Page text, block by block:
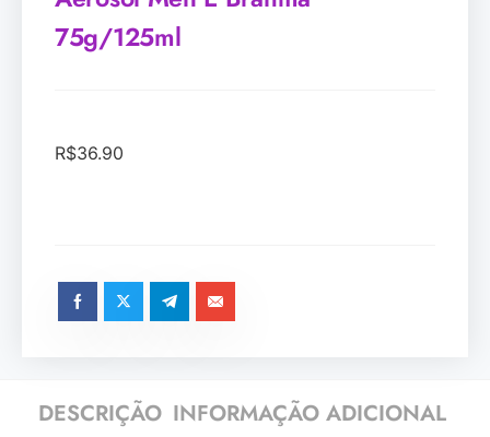
75g/125ml
R$36.90
DESCRIÇÃO INFORMAÇÃO ADICIONAL